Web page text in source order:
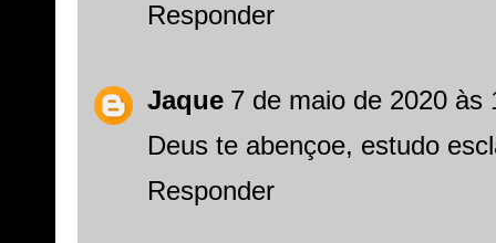
Responder
Jaque 7 de maio de 2020 às
Deus te abençoe, estudo
Responder